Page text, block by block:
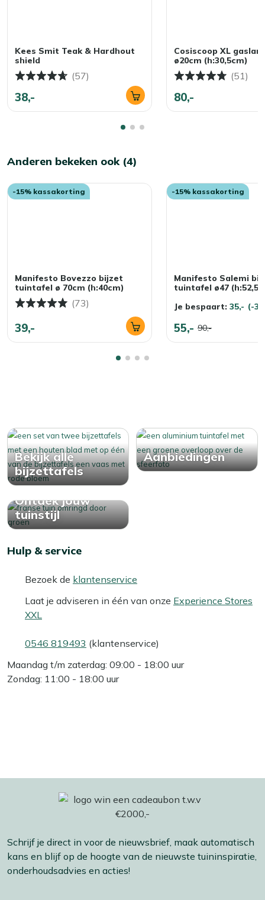
Kees Smit Teak & Hardhout
shield
(57)
38,-
Cosiscoop XL
ø20cm (h:30,5cm)
(51)
80,-
Anderen bekeken ook (4)
-15% kassakorting
Manifesto Bovezzo bijzet
tuintafel ø 70cm (h:40cm)
(73)
39,-
-15% kassakorting
Manifesto Salemi
tuintafel ø47
Je bespaart: 35,- (-
55,- 90,-
Bekijk alle
bijzettafels
Aanbiedingen
Ontdek jouw
tuinstijl
Hulp & service
Bezoek de klantenservice
Laat je adviseren in één van onze Experience Stores
XXL
0546 819493 (klantenservice)
Maandag t/m zaterdag: 09:00 - 18:00 uur
Zondag: 11:00 - 18:00 uur
Schrijf je direct in voor de nieuwsbrief, maak automatisch
kans en blijf op de hoogte van de nieuwste tuininspiratie,
onderhoudsadvies en acties!